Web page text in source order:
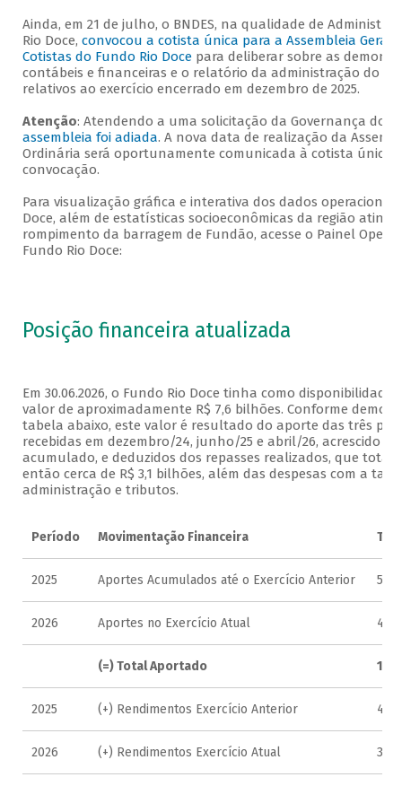
Ainda, em 21 de julho, o BNDES, na qualidade de
Rio Doce, convocou a cotista única para a Assembleia Geral
Cotistas do Fundo Rio Docepara deliberar sobre as
contábeis e financeiras e o relatório da administração do
relativos ao exercício encerrado em dezembro de 2025.
Atenção: Atendendo a uma solicitação da Governança do
assembleia foi adiada. A nova data de realização da
Ordinária será oportunamente comunicada à cotista única,
convocação.
Para visualização gráfica e interativa dos dados
Doce, além de estatísticas socioeconômicas da região
rompimento da barragem de Fundão, acesse o Painel
Fundo Rio Doce:
Posição financeira atualizada
Em 30.06.2026, o Fundo Rio Doce tinha como disponibilidade
valor de aproximadamente R$ 7,6 bilhões. Conforme
tabela abaixo, este valor é resultado do aporte das três
recebidas em dezembro/24, junho/25 e abril/26, acrescido
acumulado, e deduzidos dos repasses realizados, que
então cerca de R$ 3,1 bilhões, além das despesas com a taxa
administração e tributos.
Período Movimentação Financeira
2025 Aportes Acumulados até o Exercício Anterior
2026 Aportes no Exercício Atual
(=) Total Aportado
2025 (+) Rendimentos Exercício Anterior
2026 (+) Rendimentos Exercício Atual